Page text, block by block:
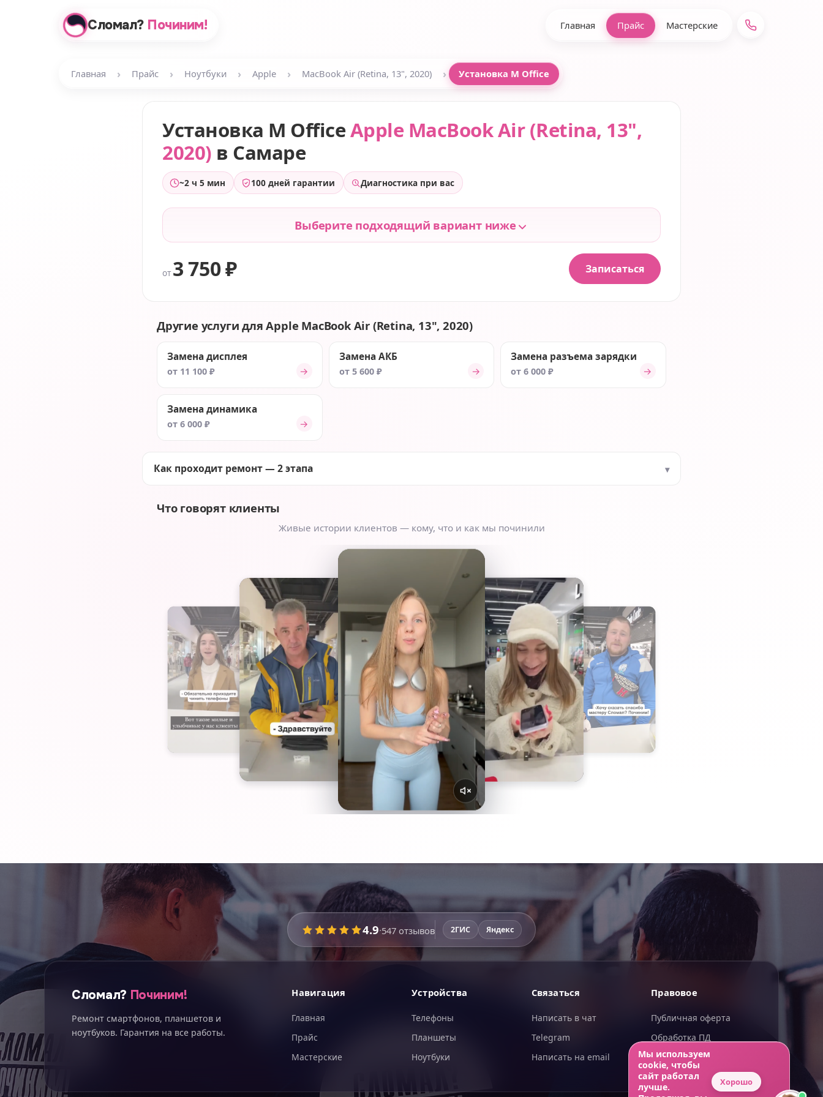
Сломал? Починим! Главная Прайс Мастерские
Главная › Прайс › Ноутбуки › Apple › MacBook Air (Retina, 13", 2020) › Установка M Office
Установка M OfficeApple MacBook Air (Retina, 13",
2020) в Самаре
~2 ч 5 мин 100 дней гарантии Диагностика при вас
Выберите подходящий вариант ниже
от 3 750 ₽ Записаться
Другие услуги для Apple MacBook Air (Retina, 13", 2020)
Замена дисплея
от 11 100 ₽ →
Замена АКБ
от 5 600 ₽ →
Замена разъема зарядки
от 6 000 ₽ →
Замена динамика
от 6 000 ₽ →
Как проходит ремонт — 2 этапа
Что говорят клиенты
Живые истории клиентов — кому, что и как мы починили
4.9·547 отзывов 2ГИС Яндекс
Сломал? Починим!
Ремонт смартфонов, планшетов и
ноутбуков. Гарантия на все работы.
Навигация
Главная
Прайс
Мастерские
Устройства
Телефоны
Планшеты
Ноутбуки
Связаться
Написать в чат
Telegram
Написать на email
Правовое
Публичная оферта
Обработка ПД
Конфиденциальность
Мы используем
cookie, чтобы
сайт работал
лучше.
Хорошо